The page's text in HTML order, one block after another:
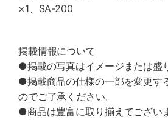
×1、SA-200
掲載情報について
●掲載の写真はイメージまたは盛
●掲載商品の仕様の一部を変更す
のでご了承ください。
●商品は豊富に取り揃えてござい